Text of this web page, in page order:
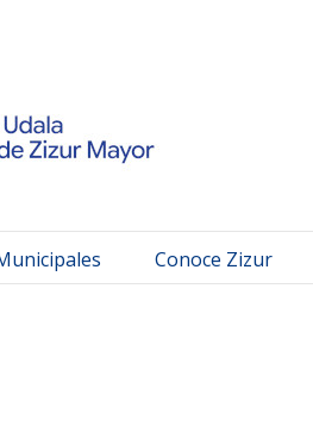
Conoce Zizur